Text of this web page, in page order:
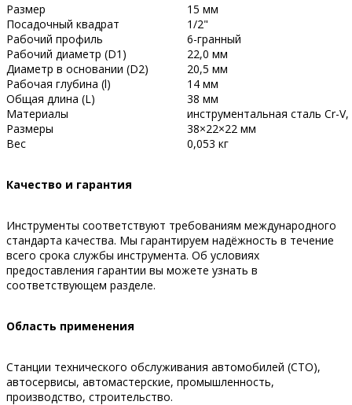
Размер
15 мм
Посадочный квадрат
1/2"
Рабочий профиль
6-гранный
Рабочий диаметр (D1)
22,0 мм
Диаметр в основании (D2)
20,5 мм
Рабочая глубина (l)
14 мм
Общая длина (L)
38 мм
Материалы
инструментальная сталь Cr-
Размеры
38×22×22 мм
Вес
0,053 кг
Качество и гарантия
Инструменты соответствуют требованиям международного
стандарта качества. Мы гарантируем надёжность в течение
всего срока службы инструмента. Об условиях
предоставления гарантии вы можете узнать в
соответствующем разделе.
Область применения
Станции технического обслуживания автомобилей (СТО),
автосервисы, автомастерские, промышленность,
производство, строительство.